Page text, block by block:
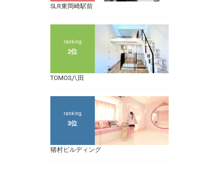
SLR東岡崎駅前
ranking
2位
TOMOS八田
ranking
3位
猪村ビルディング